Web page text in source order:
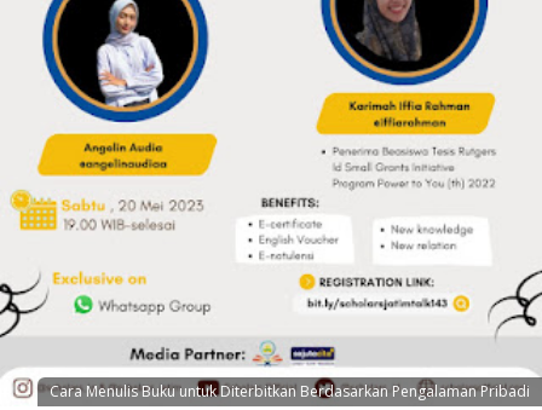
Cara Menulis Buku untuk Diterbitkan Berdasarkan Pengalaman Pribadi